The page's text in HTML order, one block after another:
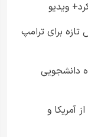
ویدیو
برای ترامپ
دانشجویی
آمریکا و